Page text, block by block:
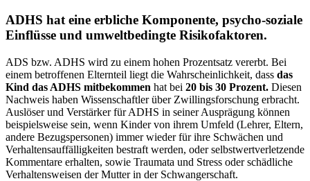
ADHS hat eine erbliche Komponente, psycho-soziale
Einflüsse und umweltbedingte Risikofaktoren.
ADS bzw. ADHS wird zu einem hohen Prozentsatz vererbt. Bei
einem betroffenen Elternteil liegt die Wahrscheinlichkeit, dass das
Kind das ADHS mitbekommen hat bei 20 bis 30 Prozent. Diesen
Nachweis haben Wissenschaftler über Zwillingsforschung erbracht.
Auslöser und Verstärker für ADHS in seiner Ausprägung können
beispielsweise sein, wenn Kinder von ihrem Umfeld (Lehrer, Eltern,
andere Bezugspersonen) immer wieder für ihre Schwächen und
Verhaltensauffälligkeiten bestraft werden, oder selbstwertverletzende
Kommentare erhalten, sowie Traumata und Stress oder schädliche
Verhaltensweisen der Mutter in der Schwangerschaft.